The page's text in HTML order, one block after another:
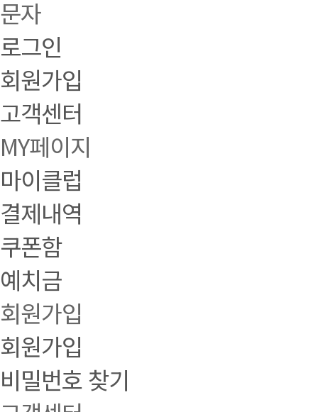
문자
로그인
회원가입
고객센터
MY페이지
마이클럽
결제내역
쿠폰함
예치금
회원가입
회원가입
비밀번호 찾기